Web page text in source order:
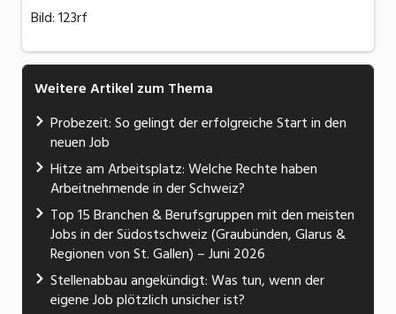
Bild: 123rf
Weitere Artikel zum Thema
Probezeit: So gelingt der erfolgreiche Start in den
neuen Job
Hitze am Arbeitsplatz: Welche Rechte haben
Arbeitnehmende in der Schweiz?
Top 15 Branchen & Berufsgruppen mit den meisten
Jobs in der Südostschweiz (Graubünden, Glarus &
Regionen von St. Gallen) – Juni 2026
Stellenabbau angekündigt: Was tun, wenn der
eigene Job plötzlich unsicher ist?